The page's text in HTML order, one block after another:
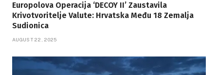
Europolova Operacija ‘DECOY II’ Zaustavila
Krivotvoritelje Valute: Hrvatska Među 18 Zemalja
Sudionica
AUGUST 22, 2025